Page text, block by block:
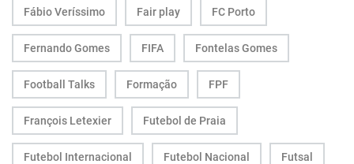
Fábio Veríssimo Fair play FC Porto
Fernando Gomes FIFA Fontelas Gomes
Football Talks Formação FPF
François Letexier Futebol de Praia
Futebol Internacional Futebol Nacional Futsal